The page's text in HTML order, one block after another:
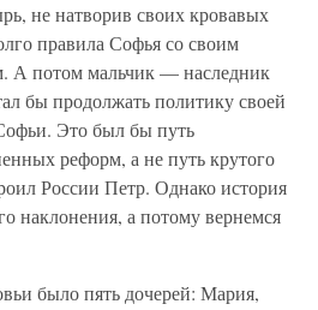
не натворив своих кровавых
правила Софья со своим
А потом мальчик — наследник
бы продолжать политику своей
Это был бы путь
реформ, а не путь крутого
России Петр. Однако история
наклонения, а потому вернемся
было пять дочерей: Мария,